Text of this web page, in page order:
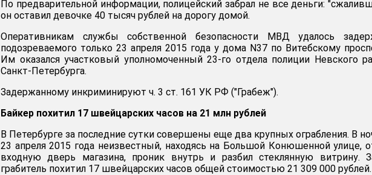
По предварительной информации, полицейский забрал не все деньги:
он оставил девочке 40 тысяч рублей на дорогу домой.
Оперативникам службы собственной безопасности МВД удалось
подозреваемого только 23 апреля 2015 года у дома N37 по Витебскому
Им оказался участковый уполномоченный 23-го отдела полиции Невского
Санкт-Петербурга.
Задержанному инкриминируют ч. 3 ст. 161 УК РФ ("Грабеж").
Байкер похитил 17 швейцарских часов на 21 млн рублей
В Петербурге за последние сутки совершены еще два крупных ограбления. В
23 апреля 2015 года неизвестный, находясь на Большой Конюшенной улице,
входную дверь магазина, проник внутрь и разбил стеклянную витрину.
грабитель похитил 17 швейцарских часов общей стоимостью 21 309 000 рублей.